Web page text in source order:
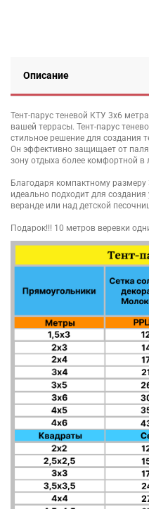
Описание
Тент-парус теневой КТУ 3х6
вашей террасы. Тент-парус
стильное решение для создания
Он эффективно защищает от
зону отдыха более комфортной
Благодаря компактному
идеально подходит для
веранде или над детской
Подарок!!! 10 метров веревки